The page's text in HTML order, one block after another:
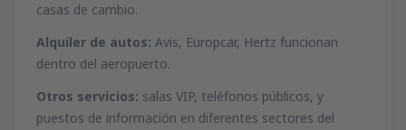
casas de cambio.
Alquiler de autos: Avis, Europcar, Hertz funcionan
dentro del aeropuerto.
Otros servicios: salas VIP, teléfonos públicos, y
puestos de información en diferentes sectores del